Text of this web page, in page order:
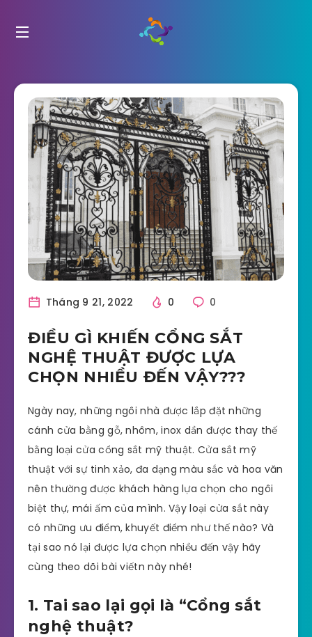
Tháng 9 21, 2022 0 0
ĐIỀU GÌ KHIẾN CỔNG SẮT
NGHỆ THUẬT ĐƯỢC LỰA
CHỌN NHIỀU ĐẾN VẬY???
Ngày nay, những ngôi nhà được lắp đặt những
cánh cửa bằng gỗ, nhôm, inox dần được thay thế
bằng loại cửa cổng sắt mỹ thuật. Cửa sắt mỹ
thuật với sự tinh xảo, đa dạng màu sắc và hoa văn
nên thường được khách hàng lựa chọn cho ngôi
biệt thự, mái ấm của mình. Vậy loại cửa sắt này
có những ưu điểm, khuyết điểm như thế nào? Và
tại sao nó lại được lựa chọn nhiều đến vậy hãy
cùng theo dõi bài viếtn này nhé!
1. Tai sao lại gọi là “Cổng sắt
nghệ thuật?